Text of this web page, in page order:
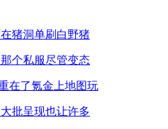
猪洞单刷白野猪
个私服尽管变态
在了氪金上地图玩
批呈现也让许多